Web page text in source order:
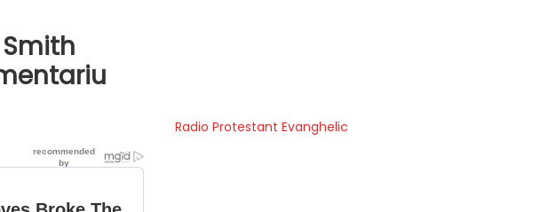
Radio Protestant Evanghelic